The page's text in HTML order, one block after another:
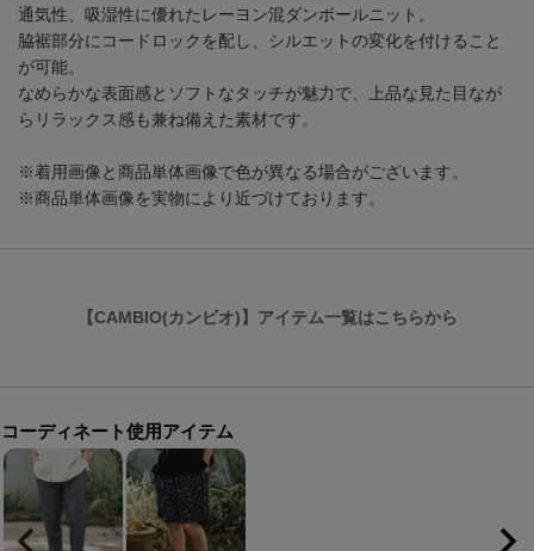
通気性、吸湿性に優れたレーヨン混ダンボールニット。
脇裾部分にコードロックを配し、シルエットの変化を付けること
が可能。
なめらかな表面感とソフトなタッチが魅力で、上品な見た目なが
らリラックス感も兼ね備えた素材です。
※着用画像と商品単体画像で色が異なる場合がございます。
※商品単体画像を実物により近づけております。
【CAMBIO(カンビオ)】アイテム一覧はこちらから
コーディネート使用アイテム